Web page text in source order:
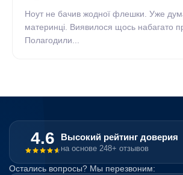
Ноут не бачив жодної флешки. Уже
материнці. Виявилося щось набагато
Полагодили...
4.6 Высокий рейтинг доверия
на основе 248+ отзывов
Остались вопросы? Мы перезвоним: